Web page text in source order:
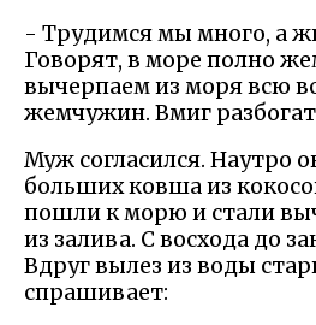
- Трудимся мы много, а
Говорят, в море полно
вычерпаем из моря всю
жемчужин. Вмиг
Муж согласился. Наутро
больших ковша из
пошли к морю и стали
из залива. С восхода до
Вдруг вылез из воды
спрашивает: